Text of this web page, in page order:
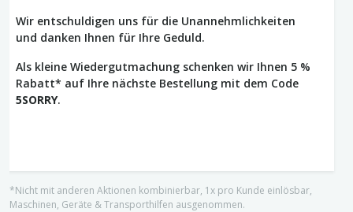
Wir entschuldigen uns für die Unannehmlichkeiten
und danken Ihnen für Ihre Geduld.
Als kleine Wiedergutmachung schenken wir Ihnen 5 %
Rabatt* auf Ihre nächste Bestellung mit dem Code
5SORRY.
*Nicht mit anderen Aktionen kombinierbar, 1x pro Kunde einlösbar,
Maschinen, Geräte & Transporthilfen ausgenommen.